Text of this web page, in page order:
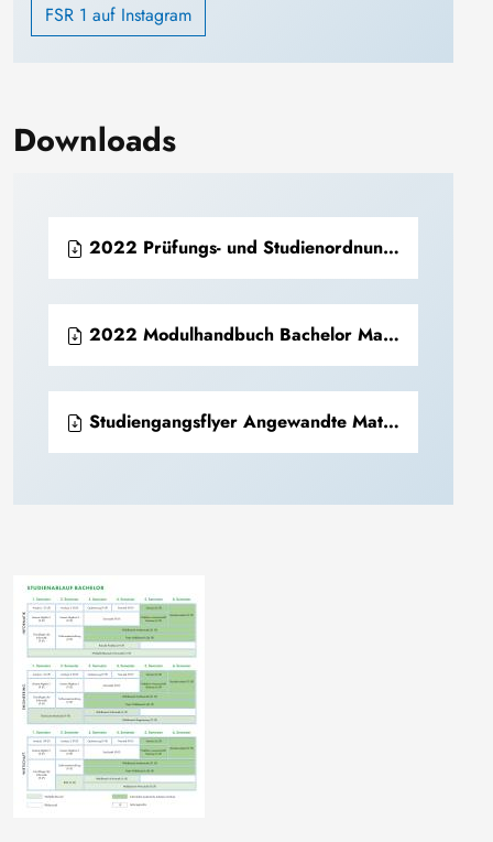
FSR 1 auf Instagram
Downloads
2022 Prüfungs- und Studienordnung Bachelor Mathematik in Wirtschaft, Engineering und Informatik (PDF)
2022 Modulhandbuch Bachelor Mathematik in Wirtschaft, Engineering und Informatik (PDF)
Studiengangsflyer Angewandte Mathematik in Wirtschaft, Engineering und Informatik.pdf